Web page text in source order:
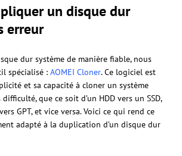
un disque dur
erreur
dur système de manière fiable, nous
spécialisé : AOMEI Cloner. Ce logiciel est
et sa capacité à cloner un système
que ce soit d’un HDD vers un SSD,
GPT, et vice versa. Voici ce qui rend ce
adapté à la duplication d’un disque dur